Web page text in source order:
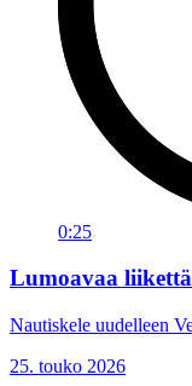
0:25
Lumoavaa
Nautiskele uudelleen
25. touko 2026